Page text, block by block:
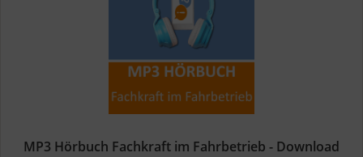
MP3 Hörbuch Fachkraft im Fahrbetrieb - Download